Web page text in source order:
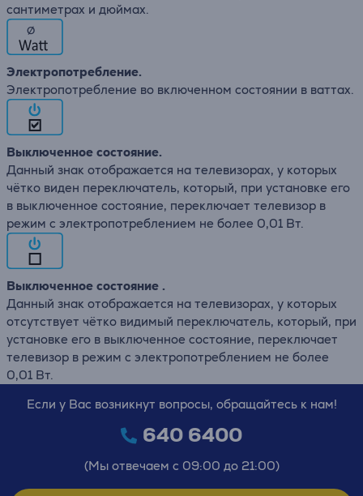
сантиметрах и дюймах.
∅
Электропотребление.
Электропотребление во включенном состоянии в ваттах.
Выключенное состояние.
Данный знак отображается на телевизорах, у которых
чётко виден переключатель, который, при установке его
в выключенное состояние, переключает телевизор в
режим с электропотреблением не более 0,01 Вт.
Выключенное состояние .
Данный знак отображается на телевизорах, у которых
отсутствует чётко видимый переключатель, который, при
установке его в выключенное состояние, переключает
телевизор в режим с электропотреблением не более
0,01 Вт.
Если у Вас возникнут вопросы, обращайтесь к нам!
640 6400
(Мы отвечаем с 09:00 до 21:00)